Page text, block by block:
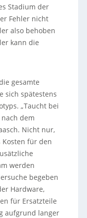
Stadium der
Fehler nicht
also behoben
kann die
gesamte
sich spätestens
„Taucht bei
dem
Nicht nur,
für den
werden
begeben
Hardware,
für Ersatzteile
aufgrund langer